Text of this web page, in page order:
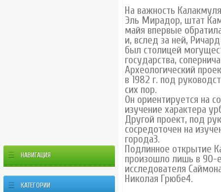
НАВИГАЦИЯ
КАТЕГОРИИ
На важность
Эль Мирадор, штат
майя впервые
и, вслед за ней,
был столицей
государства,
Археологический
в 1982 г. под
сих пор.
Он ориентируется на
изучение характера
Другой проект, под
сосредоточен на
города3.
Подлинное открытие
произошло лишь в 90-е
исследователя
Николая Грюбе4.